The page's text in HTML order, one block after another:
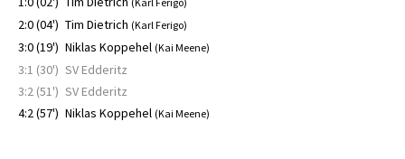
2:0 (04') Tim Dietrich (Karl Ferigo)
3:0 (19') Niklas Koppehel (Kai Meene)
3:1 (30') SV Edderitz
3:2 (51') SV Edderitz
4:2 (57') Niklas Koppehel (Kai Meene)